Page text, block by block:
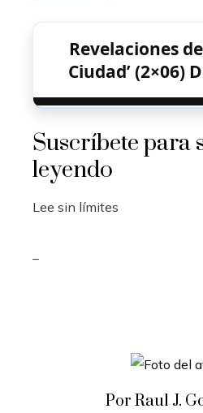
Revelaciones
Ciudad’ (2×06)
Suscríbete para
leyendo
Lee sin límites
Por Raul J.